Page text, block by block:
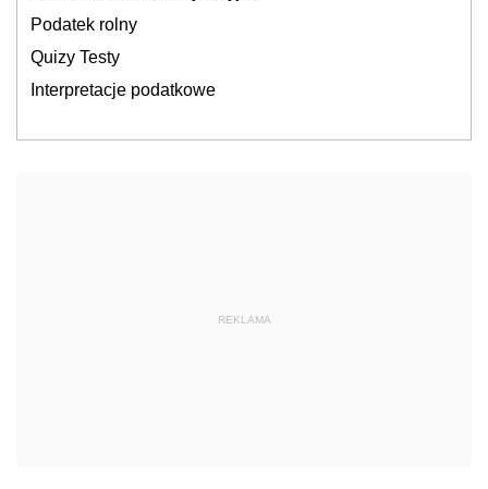
Podatek rolny
Quizy Testy
Interpretacje podatkowe
REKLAMA